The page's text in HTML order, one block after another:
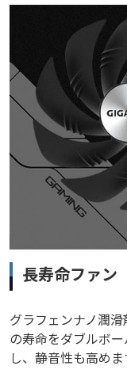
長寿命ファン
グラフェンナノ潤
の寿命をダブルボ
し、静音性も高めま